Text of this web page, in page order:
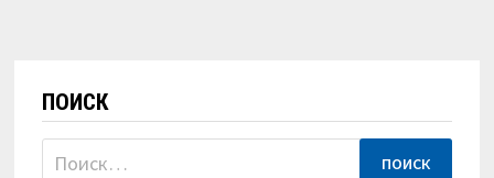
ПОИСК
Найти: